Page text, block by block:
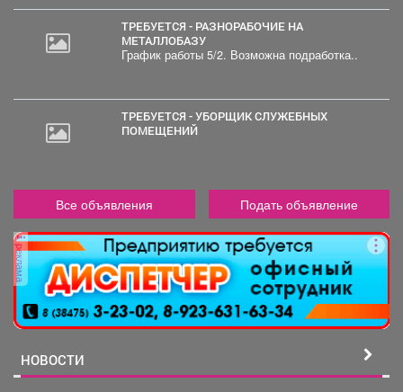
ТРЕБУЕТСЯ - РАЗНОРАБОЧИЕ НА
МЕТАЛЛОБАЗУ
График работы 5/2. Возможна подработка..
ТРЕБУЕТСЯ - УБОРЩИК СЛУЖЕБНЫХ
ПОМЕЩЕНИЙ
Все объявления Подать объявление
реклама
НОВОСТИ